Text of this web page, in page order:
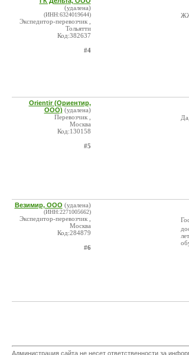
(удалена)
(ИНН:6324019644)
Экспедитор-перевозчик ,
Тольятти
Код:382637
#4
Orientir (Ориентир,
ООО) (удалена)
Перевозчик ,
Москва
Код:130158
#5
Везимир, ООО (удалена)
(ИНН:2271005662)
Экспедитор-перевозчик ,
Москва
Код:284879
#6
Администрация сайта не несет ответственности за